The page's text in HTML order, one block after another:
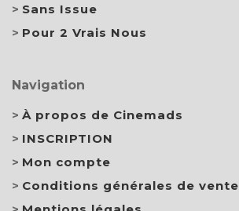
Sans Issue
Pour 2 Vrais Nous
Navigation
À propos de Cinemads
INSCRIPTION
Mon compte
Conditions générales de vente